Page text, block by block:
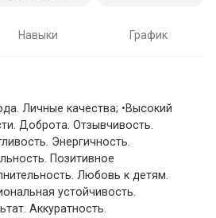
Навыки График
Личные качества; •Высокий
Доброта. Отзывчивость.
Энергичность.
Позитивное
Любовь к детям.
устойчивость.
Аккуратность.